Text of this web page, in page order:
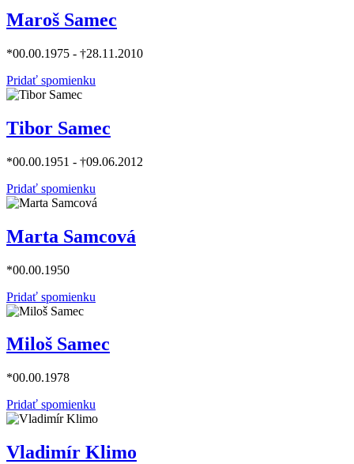
Maroš Samec
*00.00.1975 - †28.11.2010
Pridať spomienku
Tibor Samec
*00.00.1951 - †09.06.2012
Pridať spomienku
Marta Samcová
*00.00.1950
Pridať spomienku
Miloš Samec
*00.00.1978
Pridať spomienku
Vladimír Klimo